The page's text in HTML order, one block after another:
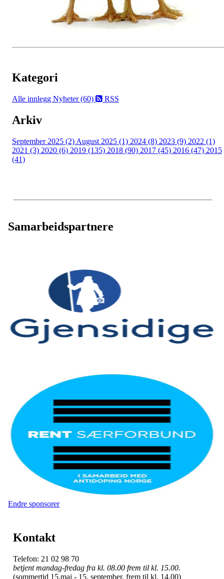
Kategori
Alle innlegg Nyheter (60) RSS
Arkiv
September 2025 (2) August 2025 (1) 2024 (8) 2023 (9) 2022 (1)
2021 (3) 2020 (6) 2019 (135) 2018 (90) 2017 (45) 2016 (47) 2015
(41)
Samarbeidspartnere
Endre sponsorer
Kontakt
Telefon: 21 02 98 70
betjent mandag-fredag fra kl. 08.00 frem til kl. 15.00.
(sommertid 15.mai - 15. september, frem til kl. 14.00)